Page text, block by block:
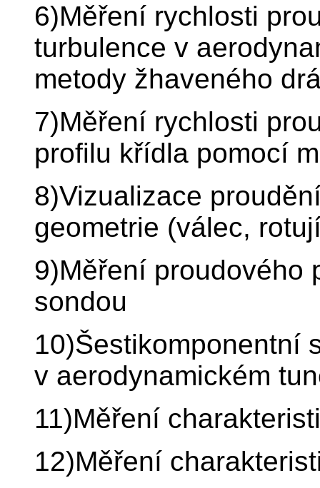
6)Měření rychlosti
turbulence v
metody žhaveného
7)Měření rychlosti
profilu křídla pomocí
8)Vizualizace
geometrie (válec,
9)Měření proudového
sondou
10)Šestikomponentní
v aerodynamickém
11)Měření
12)Měření